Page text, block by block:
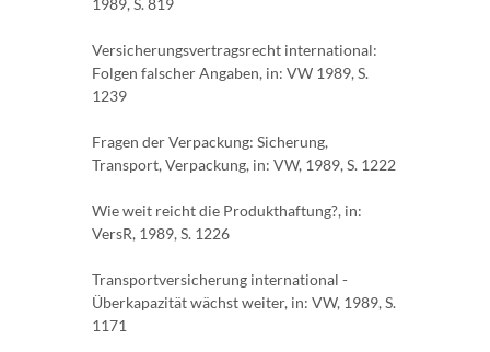
1989, S. 819
Versicherungsvertragsrecht international:
Folgen falscher Angaben, in: VW 1989, S.
1239
Fragen der Verpackung: Sicherung,
Transport, Verpackung, in: VW, 1989, S. 1222
Wie weit reicht die Produkthaftung?, in:
VersR, 1989, S. 1226
Transportversicherung international -
Überkapazität wächst weiter, in: VW, 1989, S.
1171